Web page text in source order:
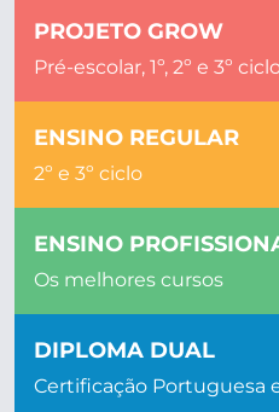
PROJETO GROW
Pré-escolar, 1º, 2º e 3º
ENSINO REGULAR
2º e 3º ciclo
ENSINO
Os melhores cursos
DIPLOMA DUAL
Certificação Portuguesa